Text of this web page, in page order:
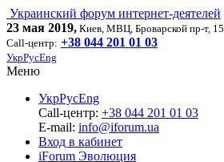
Украинский форум интернет-деятелей
23 мая 2019, Киев, МВЦ, Броварской пр-т, 15
Call-центр: +38 044 201 01 03
УкрРусEng
Меню
УкрРусEng
Call-центр: +38 044 201 01 03
E-mail: info@iforum.ua
Вход в кабинет
iForum Эволюция